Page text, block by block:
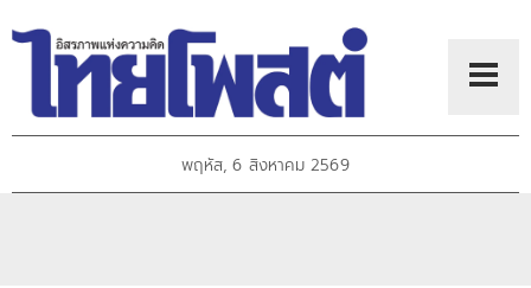
พฤหัส, 6 สิงหาคม 2569